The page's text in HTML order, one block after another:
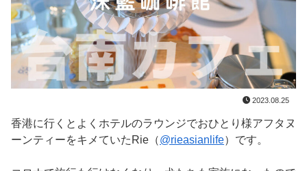
2023.08.25
香港に行くとよくホテルのラウンジでおひとり様アフタヌ
ーンティーをキメていたRie（@rieasianlife）です。